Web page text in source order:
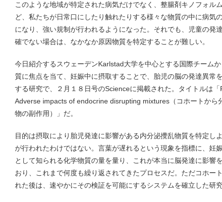
このような地域が特定された病気だけでなく、整腸剤キノフォル
ど、私たちが日常口にしたり触れたりする様々な物質の中に病気
になり、強い規制が行われるようになった。それでも、児童の発
確でない場合は、なかなか原因物質を特定することが難しい。
今日紹介するスウェーデンKarlstad大学を中心とする国際チーム
質に焦点を当て、妊娠中に摂取することで、胎児の脳の発達異常
する研究で、２月１８日号のScienceに掲載された。タイトルは
Adverse impacts of endocrine disrupting mixtures（コホートから
物の副作用）」だ。
目的は摂取により胎児発達に影響がある内分泌攪乱物質を特定し
が行われたわけではない。言葉が遅れるという現象を指標に、妊
として知られる化学物質の量を量り、これが本当に脳発達に影響
おり、これまで何度も繰り返されてきたプロセスだ。ただコホー
れた後は、速やかにその検証を可能にするシステムを確立した研